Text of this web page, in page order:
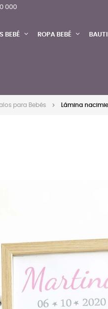
000
BEBÉ ROPA BEBÉ
para Bebés Lámina